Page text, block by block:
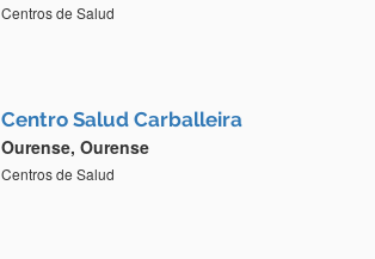
Centros de Salud
Centro Salud Carballeira
Ourense, Ourense
Centros de Salud